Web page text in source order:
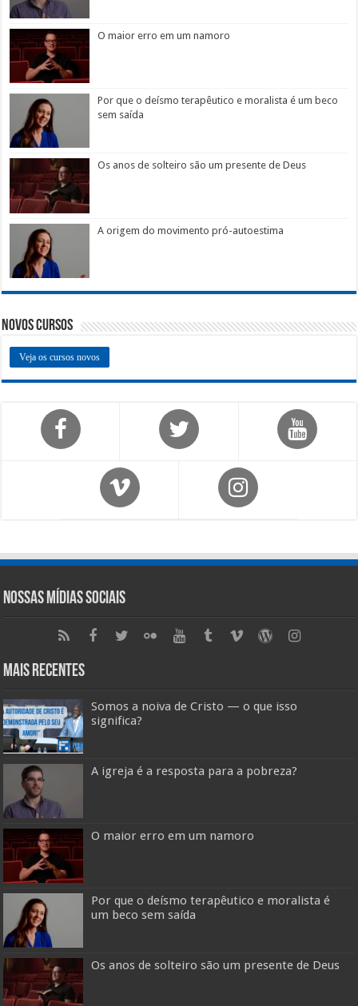
O maior erro em um namoro
Por que o deísmo terapêutico e moralista é um beco
sem saída
Os anos de solteiro são um presente de Deus
A origem do movimento pró-autoestima
Novos Cursos
Veja os cursos novos
Nossas Mídias Sociais
Mais Recentes
Somos a noiva de Cristo — o que isso
significa?
A igreja é a resposta para a pobreza?
O maior erro em um namoro
Por que o deísmo terapêutico e moralista é
um beco sem saída
Os anos de solteiro são um presente de Deus